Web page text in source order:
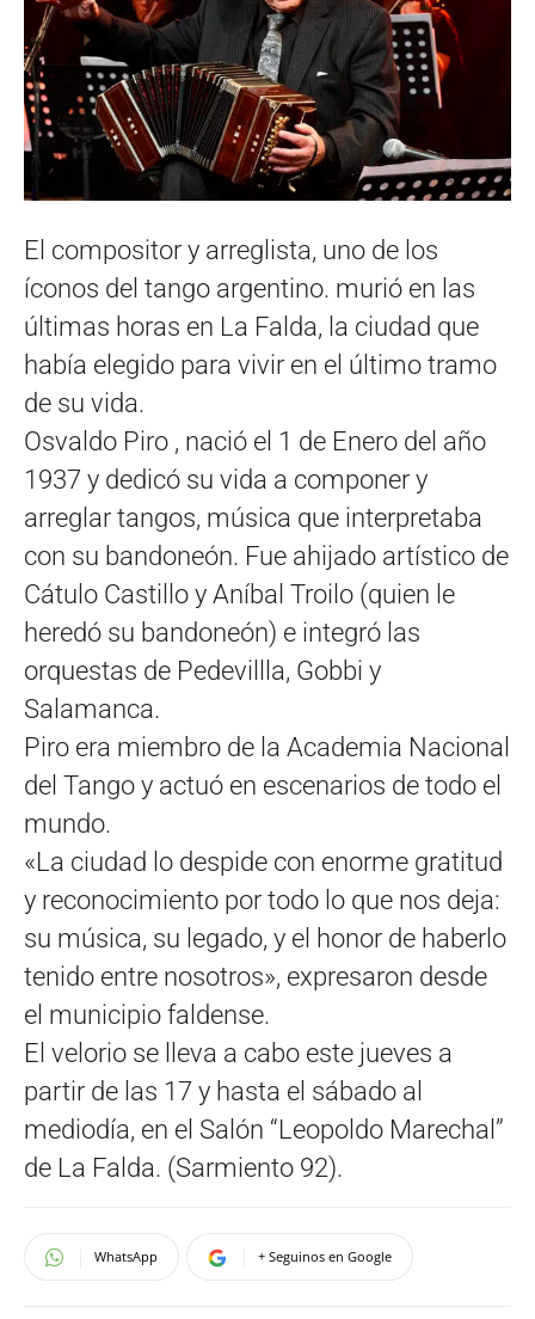
El compositor y arreglista, uno de los
íconos del tango argentino. murió en las
últimas horas en La Falda, la ciudad que
había elegido para vivir en el último tramo
de su vida.
Osvaldo Piro , nació el 1 de Enero del año
1937 y dedicó su vida a componer y
arreglar tangos, música que interpretaba
con su bandoneón. Fue ahijado artístico de
Cátulo Castillo y Aníbal Troilo (quien le
heredó su bandoneón) e integró las
orquestas de Pedevillla, Gobbi y
Salamanca.
Piro era miembro de la Academia Nacional
del Tango y actuó en escenarios de todo el
mundo.
«La ciudad lo despide con enorme gratitud
y reconocimiento por todo lo que nos deja:
su música, su legado, y el honor de haberlo
tenido entre nosotros», expresaron desde
el municipio faldense.
El velorio se lleva a cabo este jueves a
partir de las 17 y hasta el sábado al
mediodía, en el Salón “Leopoldo Marechal”
de La Falda. (Sarmiento 92).
WhatsApp + Seguinos en Google